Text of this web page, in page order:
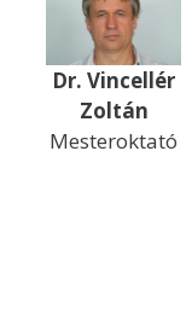
Dr. Vincellér
Zoltán
Mesteroktató